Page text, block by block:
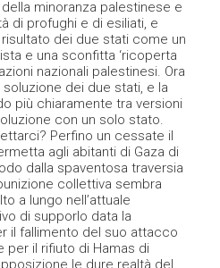
minoranza palestinese e
di profughi e di esiliati, e
dei due stati come un
e una sconfitta ‘ricoperta
nazionali palestinesi. Ora
soluzione dei due stati, e la
più chiaramente tra versioni
con un solo stato.
Perfino un cessate il
agli abitanti di Gaza di
dalla spaventosa traversia
collettiva sembra
a lungo nell’attuale
di supporlo data la
il fallimento del suo attacco
per il rifiuto di Hamas di
le dure realtà del